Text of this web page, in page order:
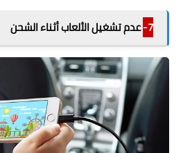
7- عدم تشغيل الألعاب أثناء الشحن